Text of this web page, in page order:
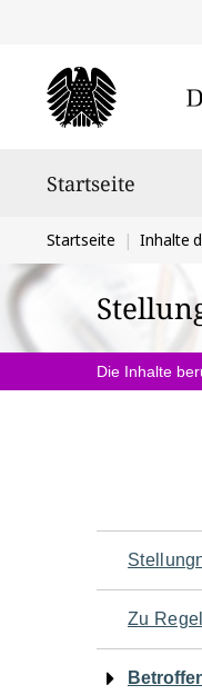
Startseite
Sie
befinden
sich
hier:
Startseite Inhalte
Die Inhalte
für
den
Zu